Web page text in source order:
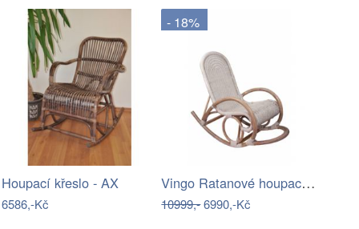
Houpací křeslo - AX
6586,-Kč
- 18%
Vingo Ratanové houpací křeslo - bílá…
10999,-6990,-Kč